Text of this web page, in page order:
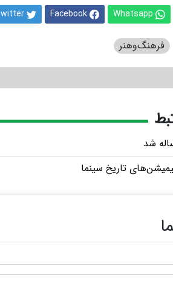
Whatsapp
Facebook
فرهنگ‌و‌هنر
تاریخ سینما